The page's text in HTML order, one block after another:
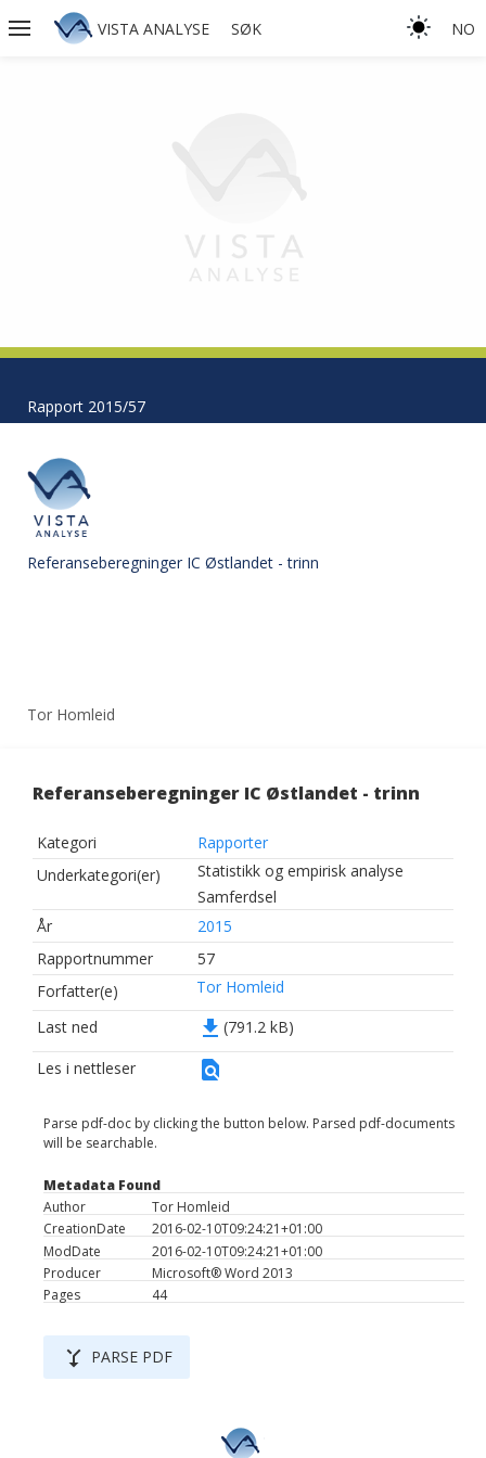
VISTA ANALYSE SØK NO
Rapport 2015/57
Referanseberegninger IC Østlandet - trinn
Tor Homleid
Referanseberegninger IC Østlandet - trinn
Kategori
Rapporter
Underkategori(er)
Statistikk og empirisk analyse
Samferdsel
År
2015
Rapportnummer
57
Forfatter(e)
Tor Homleid
Last ned
file_download (791.2 kB)
Les i nettleser
find_in_page
Parse pdf-doc by clicking the button below. Parsed pdf-documents
will be searchable.
Metadata Found
Author
Tor Homleid
CreationDate
2016-02-10T09:24:21+01:00
ModDate
2016-02-10T09:24:21+01:00
Producer
Microsoft® Word 2013
Pages
44
merge_type PARSE PDF